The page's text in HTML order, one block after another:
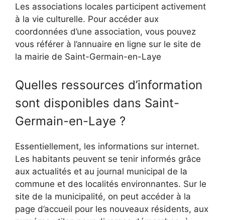
Les associations locales participent activement
à la vie culturelle. Pour accéder aux
coordonnées d’une association, vous pouvez
vous référer à l’annuaire en ligne sur le site de
la mairie de Saint-Germain-en-Laye
Quelles ressources d’information
sont disponibles dans Saint-
Germain-en-Laye ?
Essentiellement, les informations sur internet.
Les habitants peuvent se tenir informés grâce
aux actualités et au journal municipal de la
commune et des localités environnantes. Sur le
site de la municipalité, on peut accéder à la
page d’accueil pour les nouveaux résidents, aux